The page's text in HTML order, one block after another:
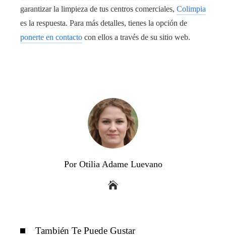
garantizar la limpieza de tus centros comerciales, Colimpia
es la respuesta. Para más detalles, tienes la opción de
ponerte en contacto con ellos a través de su sitio web.
Por Otilia Adame Luevano
También Te Puede Gustar